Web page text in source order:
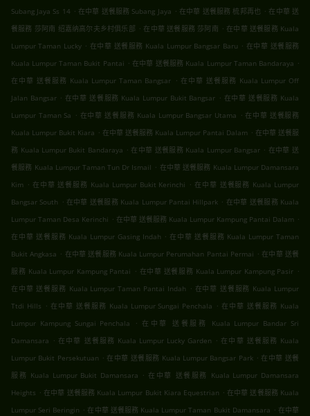
Subang Jaya Ss 14 . 在中華 送餐服務 Subang Jaya . 在中華 送餐服務 梳邦再也 . 在中華 送
餐服務 莎阿南 绍嘉纳高尔夫乡村俱乐部 . 在中華 送餐服務 莎阿南 . 在中華 送餐服務 Kuala
Lumpur Taman Lucky . 在中華 送餐服務 Kuala Lumpur Bangsar Baru . 在中華 送餐服務
Kuala Lumpur Taman Bukit Pantai . 在中華 送餐服務 Kuala Lumpur Taman Bandaraya .
在中華 送餐服務 Kuala Lumpur Taman Bangsar . 在中華 送餐服務 Kuala Lumpur Off
Jalan Bangsar . 在中華 送餐服務 Kuala Lumpur Bukit Bangsar . 在中華 送餐服務 Kuala
Lumpur Taman Sa . 在中華 送餐服務 Kuala Lumpur Bangsar Utama . 在中華 送餐服務
Kuala Lumpur Bukit Kiara . 在中華 送餐服務 Kuala Lumpur Pantai Dalam . 在中華 送餐服
務 Kuala Lumpur Bukit Bandaraya . 在中華 送餐服務 Kuala Lumpur Bangsar . 在中華 送
餐服務 Kuala Lumpur Taman Tun Dr Ismail . 在中華 送餐服務 Kuala Lumpur Damansara
Kim . 在中華 送餐服務 Kuala Lumpur Bukit Kerinchi . 在中華 送餐服務 Kuala Lumpur
Bangsar South . 在中華 送餐服務 Kuala Lumpur Pantai Hillpark . 在中華 送餐服務 Kuala
Lumpur Taman Desa Kerinchi . 在中華 送餐服務 Kuala Lumpur Kampung Pantai Dalam .
在中華 送餐服務 Kuala Lumpur Gasing Indah . 在中華 送餐服務 Kuala Lumpur Taman
Bukit Angkasa . 在中華 送餐服務 Kuala Lumpur Perumahan Pantai Permai . 在中華 送餐
服務 Kuala Lumpur Kampung Pantai . 在中華 送餐服務 Kuala Lumpur Kampung Pasir .
在中華 送餐服務 Kuala Lumpur Taman Pantai Indah . 在中華 送餐服務 Kuala Lumpur
Ttdi Hills . 在中華 送餐服務 Kuala Lumpur Sungai Penchala . 在中華 送餐服務 Kuala
Lumpur Kampung Sungai Penchala
. 在中華 送餐服務 Kuala Lumpur Bandar Sri
Damansara . 在中華 送餐服務 Kuala Lumpur Lucky Garden . 在中華 送餐服務 Kuala
Lumpur Bukit Persekutuan . 在中華 送餐服務 Kuala Lumpur Bangsar Park . 在中華 送餐
服務 Kuala Lumpur Bukit Damansara . 在中華 送餐服務 Kuala Lumpur Damansara
Heights . 在中華 送餐服務 Kuala Lumpur Bukit Kiara Equestrian . 在中華 送餐服務 Kuala
Lumpur Seri Beringin . 在中華 送餐服務 Kuala Lumpur Taman Bukit Damansara . 在中華